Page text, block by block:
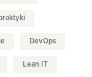
DevOps
Lean IT